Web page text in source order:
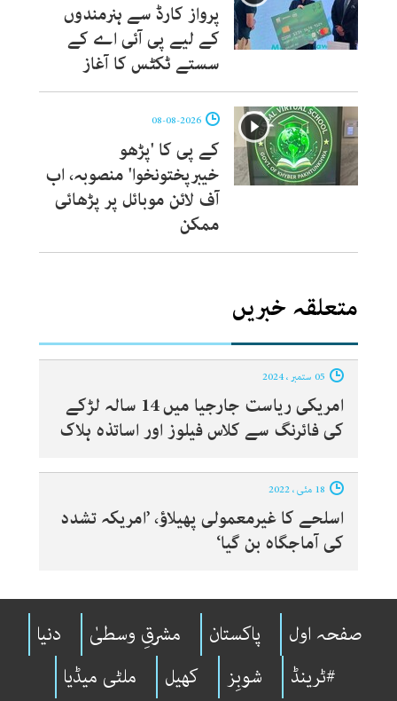
پرواز کارڈ سے ہنرمندوں
کے لیے پی آئی اے کے
سستے ٹکٹس کا آغاز
کے پی کا 'پڑھو
خیبرپختونخوا' منصوبہ، اب
آف لائن موبائل پر پڑھائی
ممکن
متعلقہ خبریں
امریکی ریاست جارجیا میں 14 سالہ لڑکے
کی فائرنگ سے کلاس فیلوز اور اساتذہ ہلاک
اسلحے کا غیرمعمولی پھیلاؤ، ’امریکہ تشدد
کی آماجگاہ بن گیا‘
صفحہ اول پاکستان مشرقِ وسطیٰ
دنیا
#ٹرینڈ
شوبِز کھیل ملٹی میڈیا